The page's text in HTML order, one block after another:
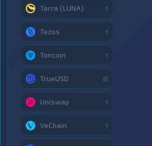
Terra (LUNA) 1
Tezos 1
Toncoin 1
TrueUSD 2
Uniswap 1
VeChain 1